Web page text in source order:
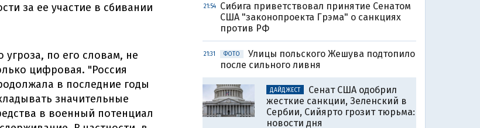
за ее участие в сбивании
угроза, по его словам, не
цифровая. "Россия
в последние годы
значительные
в военный потенциал
21:54
Сибига приветствовал принятие Сенатом
США "законопроекта Грэма" о санкциях
против РФ
21:31 ФОТО
Улицы польского Жешува подтопило
после сильного ливня
ДАЙДЖЕСТ
Сенат США одобрил
жесткие санкции, Зеленский в
Сербии, Сийярто грозит тюрьма:
новости дня